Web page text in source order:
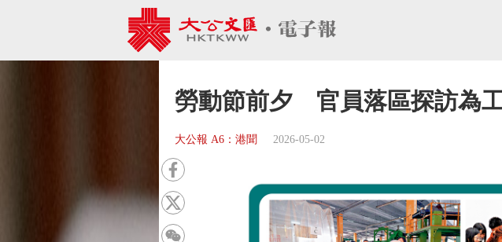
勞動節前夕 官員落區探訪為
大公報 A6：港聞 2026-05-02